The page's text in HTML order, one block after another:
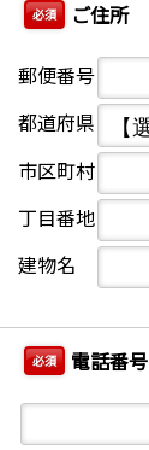
必須 ご住所
郵便番号
都道府県
市区町村
丁目番地
建物名
必須 電話番号